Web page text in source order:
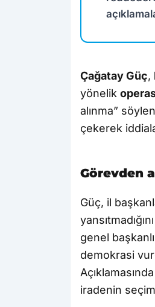
Çağatay Güç,
yönelik
alınma”
çekerek
Görevden
Güç, il
genel
demokrasi
iradenin